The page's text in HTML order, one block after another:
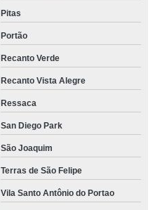
Pitas
Portão
Recanto Verde
Recanto Vista Alegre
Ressaca
San Diego Park
São Joaquim
Terras de São Felipe
Vila Santo Antônio do Portao